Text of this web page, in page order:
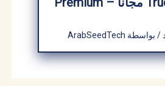
ArabSeedTech